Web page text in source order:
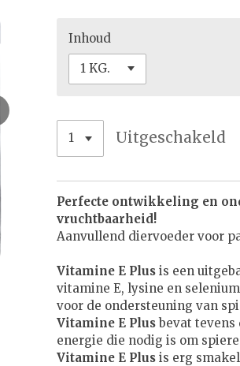
Inhoud
Uitgeschakeld
Perfecte ontwikkeling en
vruchtbaarheid!
Aanvullend diervoeder voor
Vitamine E Plus is een
vitamine E, lysine en
voor de ondersteuning van
Vitamine E Plusbevat tevens
energie die nodig is om
Vitamine E Plus is erg